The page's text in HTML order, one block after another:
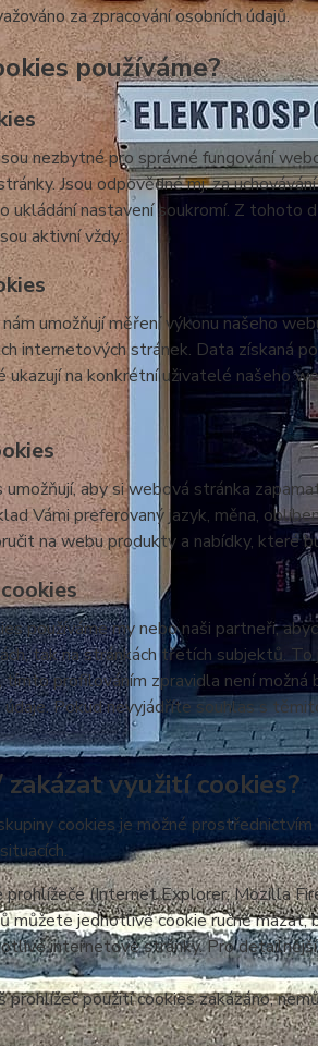
za zpracování osobních údajů.
používáme?
nezbytné pro správné fungování
Jsou odpovědné mj. za
ukládání nastavení soukromí. Z
aktivní vždy.
umožňují měření výkonu našeho
internetových stránek. Data získaná
na konkrétní uživatelé našeho
umožňují, aby si webová stránka
Vámi preferovaný jazyk, měna,
na webu produkty a nabídky, které
používáme my nebo naši partneři,
tak na stránkách třetích subjektů.
profilováním zpravidla není
Pokud nevyjádříte souhlas s
využití cookies?
cookies je možné
(Internet Explorer, Mozilla
můžete jednotlivé cookie ručně
internetové stránky. Pro
prohlížeč použití cookies zakázáno,